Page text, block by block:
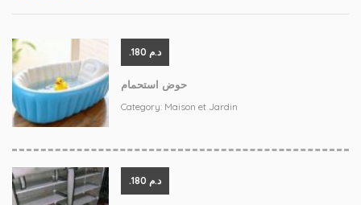
.د.م 180
حوض استحمام
Category: Maison et Jardin
.د.م 180